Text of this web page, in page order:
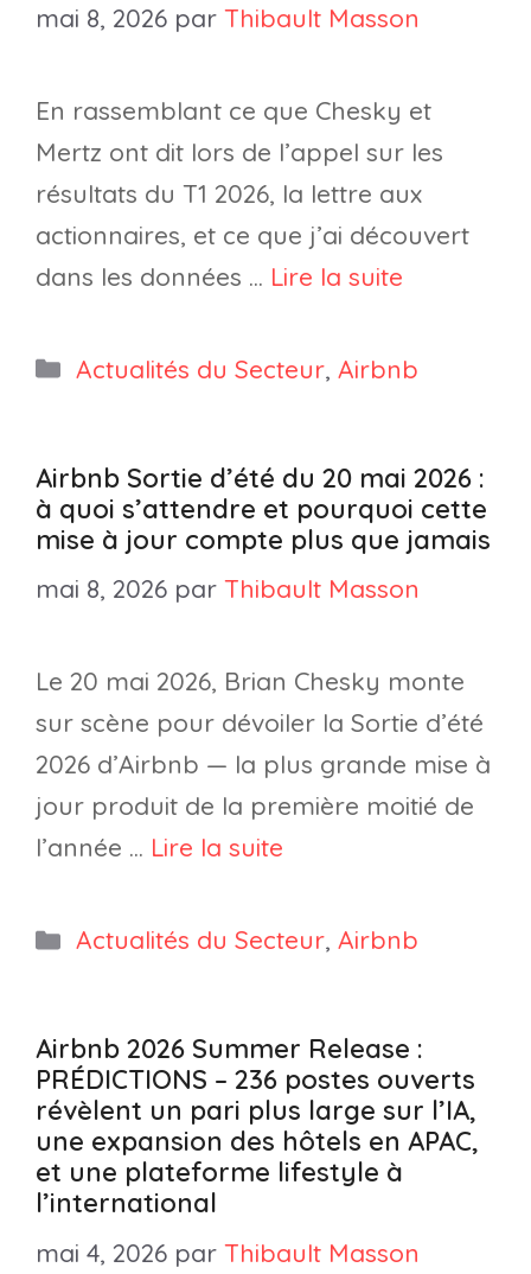
mai 8, 2026 par Thibault Masson
En rassemblant ce que Chesky et
Mertz ont dit lors de l’appel sur les
résultats du T1 2026, la lettre aux
actionnaires, et ce que j’ai découvert
dans les données … Lire la suite
Catégories
Actualités du Secteur, Airbnb
Airbnb Sortie d’été du 20 mai 2026 :
à quoi s’attendre et pourquoi cette
mise à jour compte plus que jamais
mai 8, 2026 par Thibault Masson
Le 20 mai 2026, Brian Chesky monte
sur scène pour dévoiler la Sortie d’été
2026 d’Airbnb — la plus grande mise à
jour produit de la première moitié de
l’année … Lire la suite
Catégories
Actualités du Secteur, Airbnb
Airbnb 2026 Summer Release :
PRÉDICTIONS – 236 postes ouverts
révèlent un pari plus large sur l’IA,
une expansion des hôtels en APAC,
et une plateforme lifestyle à
l’international
mai 4, 2026 par Thibault Masson